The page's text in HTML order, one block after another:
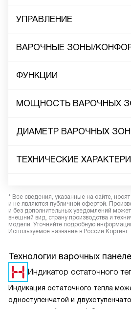
УПРАВЛЕНИЕ
ВАРОЧНЫЕ ЗОНЫ/
ФУНКЦИИ
МОЩНОСТЬ ВАРОЧНЫХ
ДИАМЕТР ВАРОЧНЫХ ЗОН
ТЕХНИЧЕСКИЕ
* Все сведения, указанные на сайте,
и не являются публичной офертой.
и без дополнительных уведомлений
внешний вид, страну производства и
модели. Уточняйте подробную
Используемое название в России Кортинг
Технологии варочных
Индикатор остаточного
Индикация остаточного тепла
одноступенчатой и